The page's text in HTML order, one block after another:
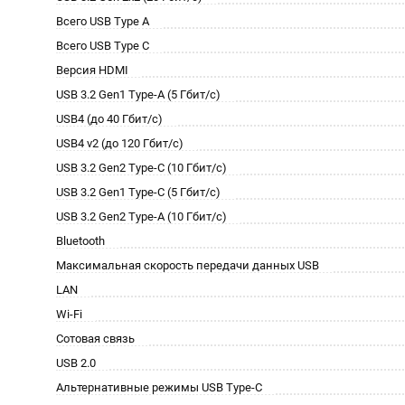
Всего USB Type A
Всего USB Type C
Версия HDMI
USB 3.2 Gen1 Type-A (5 Гбит/с)
USB4 (до 40 Гбит/с)
USB4 v2 (до 120 Гбит/с)
USB 3.2 Gen2 Type-C (10 Гбит/с)
USB 3.2 Gen1 Type-C (5 Гбит/с)
USB 3.2 Gen2 Type-A (10 Гбит/с)
Bluetooth
Максимальная скорость передачи данных USB
LAN
Wi-Fi
Сотовая связь
USB 2.0
Альтернативные режимы USB Type-C